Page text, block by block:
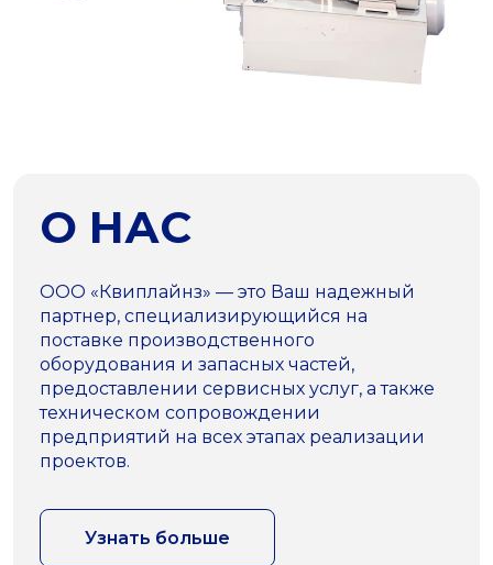
О НАС
ООО «Квиплайнз» — это Ваш надежный
партнер, специализирующийся на
поставке производственного
оборудования и запасных частей,
предоставлении сервисных услуг, а также
техническом сопровождении
предприятий на всех этапах реализации
проектов.
Узнать больше